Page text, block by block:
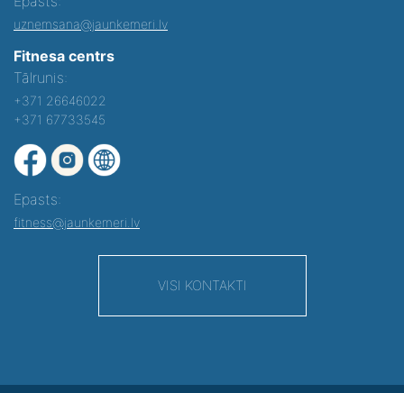
uznemsana@jaunkemeri.lv
Fitnesa centrs
Tālrunis:
+371 26646022
+371 67733545
Epasts:
fitness@jaunkemeri.lv
VISI KONTAKTI